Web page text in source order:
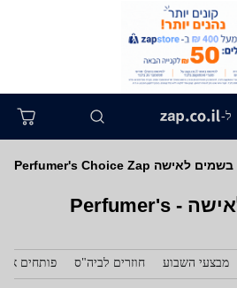
ל-
בשמים לאישה Perfumer's Choice Zap
דילים לבשמים לאישה - Perfumer's
מבצעי השבוע חוזרים לביה"ס פותחים את